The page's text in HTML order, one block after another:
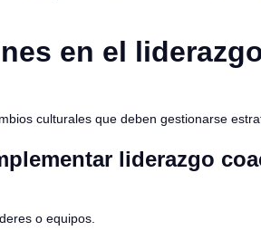
en el
culturales que deben gestionarse
liderazgo
o equipos.